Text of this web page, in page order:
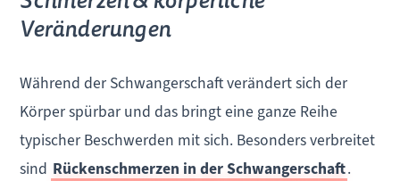
Veränderungen
Während der Schwangerschaft verändert sich der
Körper spürbar und das bringt eine ganze Reihe
typischer Beschwerden mit sich. Besonders verbreitet
sind Rückenschmerzen in der Schwangerschaft.